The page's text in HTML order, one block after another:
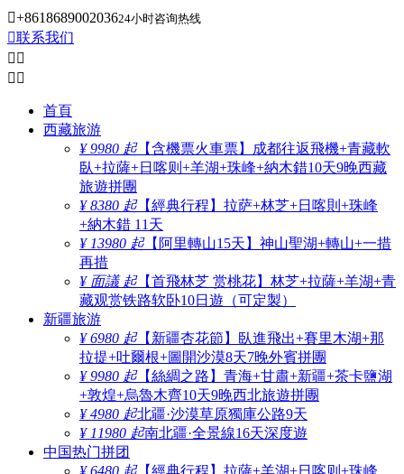
+861868900203624小时咨询热线
联系我们
 
 
首頁
西藏旅游
¥ 9980 起【含機票火車票】成都往返飛機+青藏軟
臥+拉薩+日喀则+羊湖+珠峰+納木錯10天9晚西藏
旅遊拼團
¥ 8380 起【經典行程】拉萨+林芝+日喀則+珠峰
+納木錯 11天
¥ 13980 起【阿里轉山15天】神山聖湖+轉山+一措
再措
¥ 面議 起【首飛林芝 赏桃花】林芝+拉薩+羊湖+青
藏观赏铁路软卧10日遊（可定製）
新疆旅游
¥ 6980 起【新疆杏花節】臥進飛出+賽里木湖+那
拉提+吐爾根+圖開沙漠8天7晚外賓拼團
¥ 9980 起【絲綢之路】青海+甘肅+新疆+茶卡鹽湖
+敦煌+烏魯木齊10天9晚西北旅遊拼團
¥ 4980 起北疆·沙漠草原獨庫公路9天
¥ 11980 起南北疆·全景線16天深度遊
中国热门拼团
¥ 6480 起【經典行程】拉薩+羊湖+日喀则+珠峰